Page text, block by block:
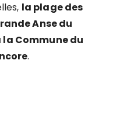
la plage des
Anse du
Commune du
.